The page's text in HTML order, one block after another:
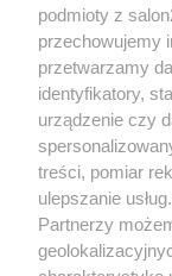
Kultura
X
podmioty z
przechowujemy
przetwarzamy
identyfikatory,
urządzenie czy
treści, pomiar
ulepszanie
Partnerzy